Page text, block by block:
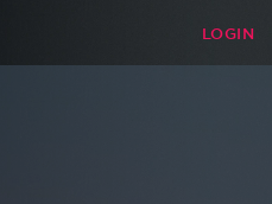
LOGIN